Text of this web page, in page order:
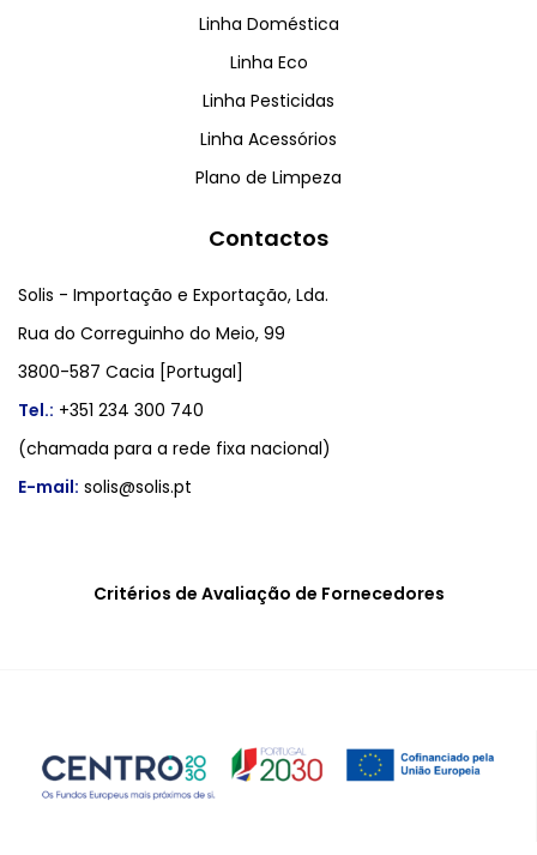
Linha Doméstica
Linha Eco
Linha Pesticidas
Linha Acessórios
Plano de Limpeza
Contactos
Solis - Importação e Exportação, Lda.
Rua do Correguinho do Meio, 99
3800-587 Cacia [Portugal]
Tel.: +351 234 300 740
(chamada para a rede fixa nacional)
E-mail: solis@solis.pt
Critérios de Avaliação de Fornecedores